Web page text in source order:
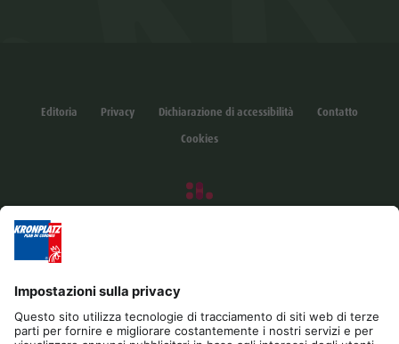
Editoria Privacy Dichiarazione di accessibilità
Contatto
Cookies